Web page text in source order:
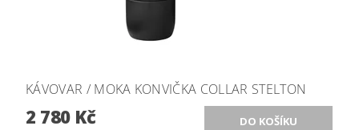
KÁVOVAR / MOKA KONVIČKA COLLAR STELTON
2 780 Kč